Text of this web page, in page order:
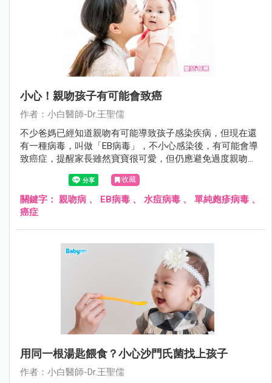
小心！親吻孩子有可能會致癌
作者：小白醫師-Dr.王聖儒
不少爸媽已經知道親吻有可能導致孩子感染疾病，但現在還
有一種病毒，叫做「EB病毒」，不小心感染後，有可能會導
致癌症，提醒家長雖然寶寶很可愛，但仍應避免過度親吻孩
子、共用餐具，引起不必要的疾病。
收藏
關鍵字： 親吻病 、 EB病毒 、 水痘病毒 、 單純皰疹病毒 、
癌症
用同一根湯匙餵食？小心沙門氏菌找上孩子
作者：小白醫師-Dr.王聖儒